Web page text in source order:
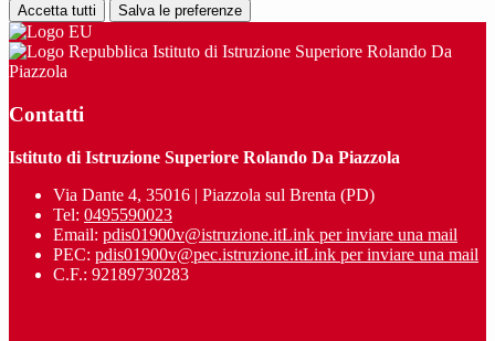
Accetta tutti Salva le preferenze
Istituto di Istruzione Superiore Rolando Da
Piazzola
Contatti
Istituto di Istruzione Superiore Rolando Da Piazzola
Via Dante 4, 35016 | Piazzola sul Brenta (PD)
Tel: 0495590023
Email: pdis01900v@istruzione.itLink per inviare una mail
PEC: pdis01900v@pec.istruzione.itLink per inviare una mail
C.F.: 92189730283